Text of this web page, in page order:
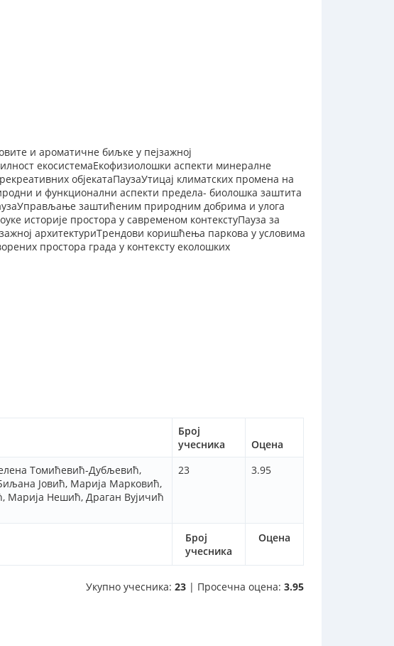
и ароматичне биљке у пејзажној
екосистемаЕкофизиолошки аспекти минералне
објекатаПаузаУтицај климатских промена на
и функционални аспекти предела- биолошка заштита
заштићеним природним добрима и улога
историје простора у савременом контекстуПауза за
архитектуриТрендови коришћења паркова у условима
простора града у контексту еколошких
Број
учесника
Оцена
Број
учесника
Оцена
Томићевић-Дубљевић,
Јовић, Марија Марковић,
Марија Нешић, Драган Вујичић
23 3.95
Укупно учесника: 23 | Просечна оцена: 3.95